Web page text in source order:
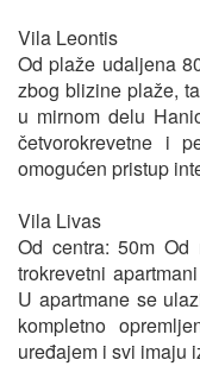
Vila Leontis
Od plaže udaljena
zbog blizine plaže,
u mirnom delu
četvorokrevetne i
omogućen pristup
Vila Livas
Od centra: 50m
trokrevetni
U apartmane se
kompletno
uređajem i svi imaju